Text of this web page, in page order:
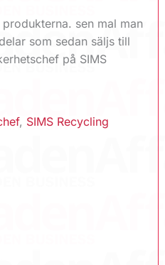
sen mal man
som sedan säljs till
på SIMS
, SIMS Recycling